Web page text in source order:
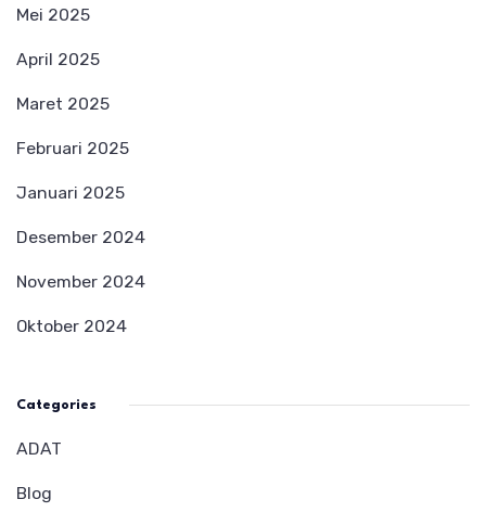
Mei 2025
April 2025
Maret 2025
Februari 2025
Januari 2025
Desember 2024
November 2024
Oktober 2024
Categories
ADAT
Blog